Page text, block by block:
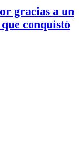
gracias a un
conquistó